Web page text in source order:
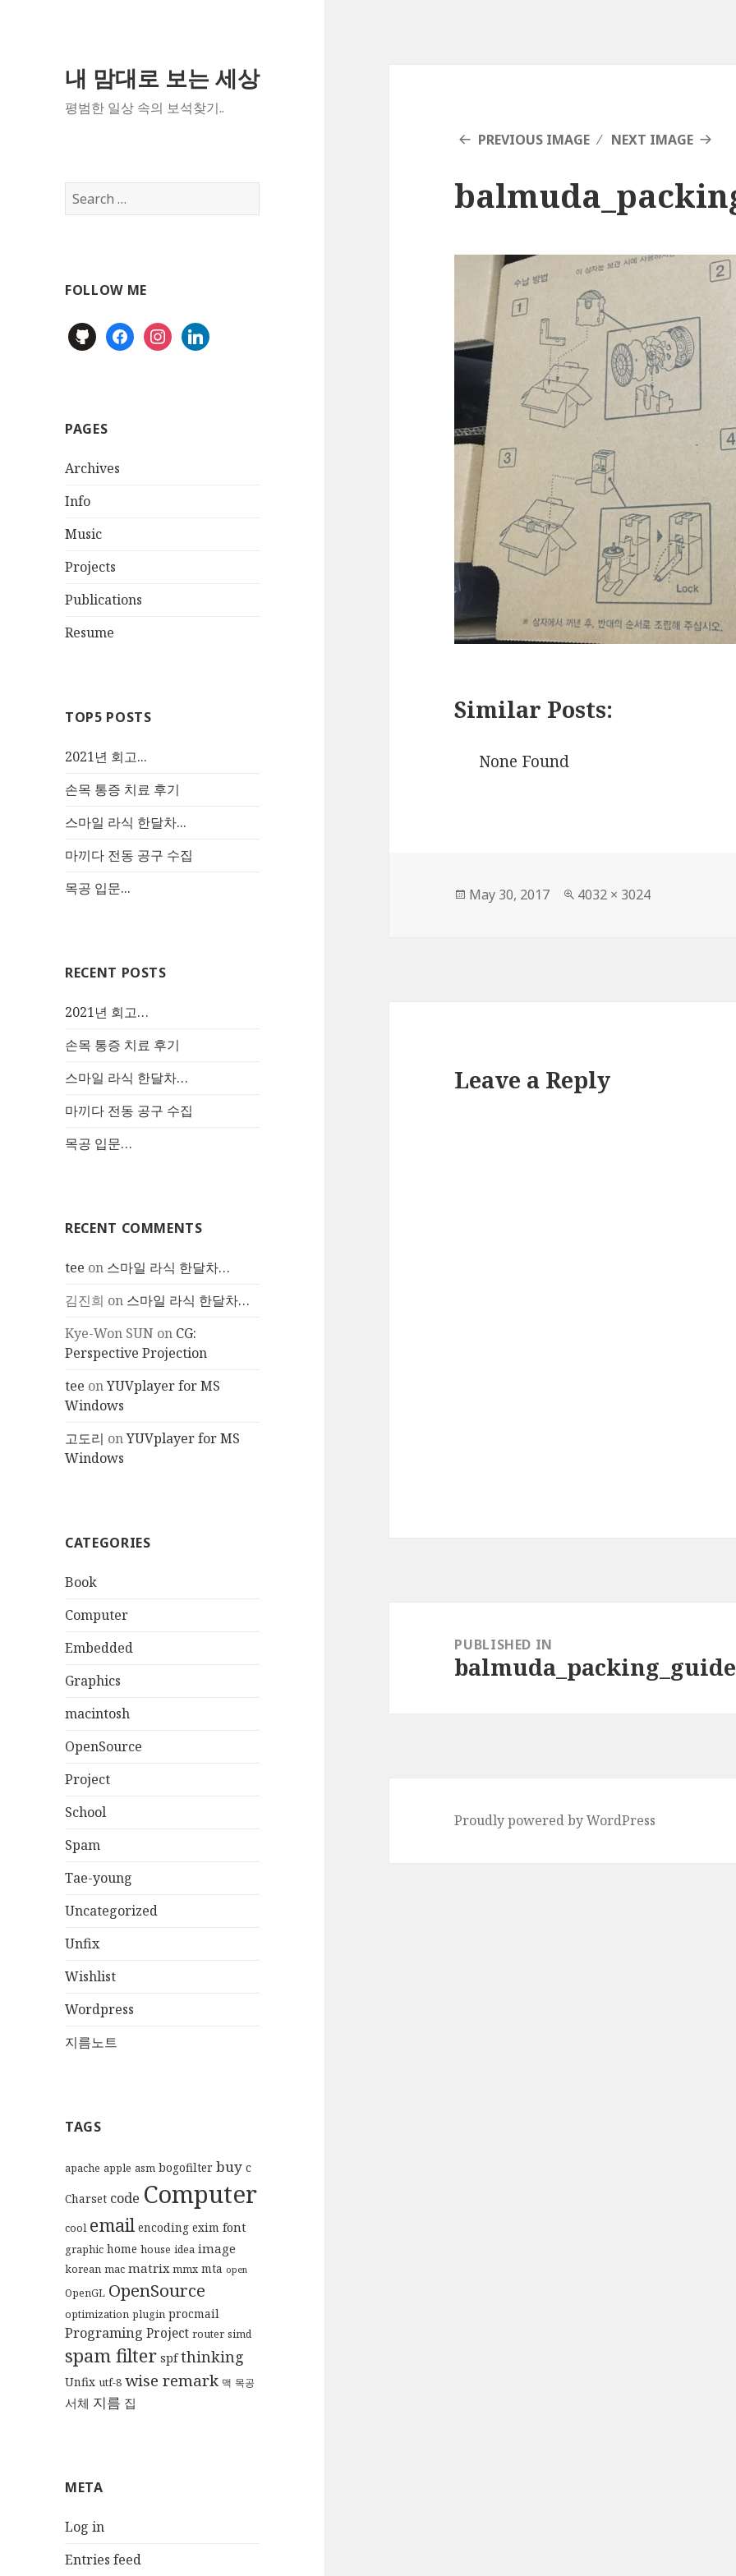
내 맘대로 보는 세상
평범한 일상 속의 보석찾기..
Search
for:
FOLLOW ME
githubfacebookinstagram
linkedin
PAGES
Archives
Info
Music
Projects
Publications
Resume
TOP5 POSTS
2021년 회고...
손목 통증 치료 후기
스마일 라식 한달차...
마끼다 전동 공구 수집
목공 입문...
RECENT POSTS
2021년 회고…
손목 통증 치료 후기
스마일 라식 한달차…
마끼다 전동 공구 수집
목공 입문…
RECENT COMMENTS
tee on 스마일 라식 한달차…
김진희 on 스마일 라식 한달차…
Kye-Won SUN on CG:
Perspective Projection
tee onYUVplayer for MS
Windows
고도리 onYUVplayer for MS
Windows
CATEGORIES
Book
Computer
Embedded
Graphics
macintosh
OpenSource
Project
School
Spam
Tae-young
Uncategorized
Unfix
Wishlist
Wordpress
지름노트
TAGS
apache apple asm bogofilter buy c
Charset code Computer
cool email encoding exim font
graphic home house idea image
korean mac matrix mmx mta open
OpenGL OpenSource
optimization plugin procmail
Programing Project router simd
spam filter spf thinking
Unfix utf-8 wise remark 맥 목공
서체 지름 집
META
Log in
Entries feed
PREVIOUS IMAGE NEXT IMAGE
Similar Posts:
None Found
Posted
May 30, 2017
Full
4032 × 3024
Leave a Reply
navigationPUBLISHED IN
balmuda_packing_guide
Proudly powered by WordPress